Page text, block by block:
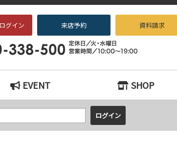
古住宅×リノベーション専門店beans』へお任せください！
グイン 来店予約 資料請求
EVENT SHOP